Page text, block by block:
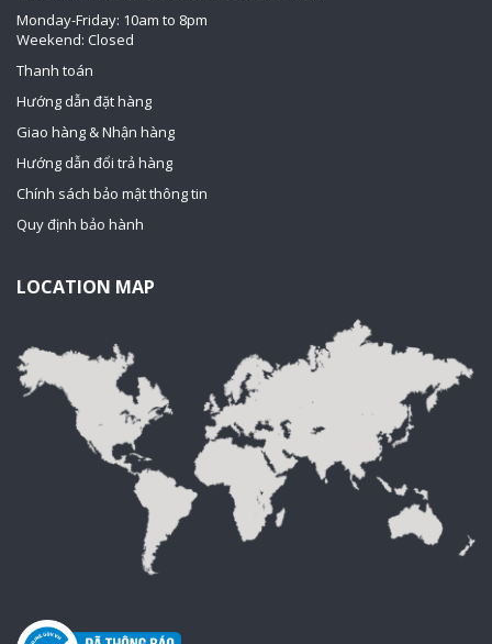
Monday-Friday: 10am to 8pm
Weekend: Closed
Thanh toán
Hướng dẫn đặt hàng
Giao hàng & Nhận hàng
Hướng dẫn đổi trả hàng
Chính sách bảo mật thông tin
Quy định bảo hành
LOCATION MAP